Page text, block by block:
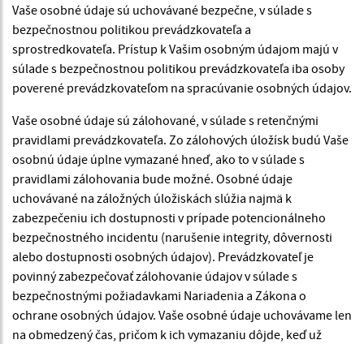
Vaše osobné údaje sú uchovávané bezpečne, v súlade s
bezpečnostnou politikou prevádzkovateľa a
sprostredkovateľa. Prístup k Vašim osobným údajom majú v
súlade s bezpečnostnou politikou prevádzkovateľa iba osoby
poverené prevádzkovateľom na spracúvanie osobných údajov.
Vaše osobné údaje sú zálohované, v súlade s retenčnými
pravidlami prevádzkovateľa. Zo zálohových úložísk budú Vaše
osobnú údaje úplne vymazané hneď, ako to v súlade s
pravidlami zálohovania bude možné. Osobné údaje
uchovávané na záložných úložiskách slúžia najmä k
zabezpečeniu ich dostupnosti v prípade potencionálneho
bezpečnostného incidentu (narušenie integrity, dôvernosti
alebo dostupnosti osobných údajov). Prevádzkovateľ je
povinný zabezpečovať zálohovanie údajov v súlade s
bezpečnostnými požiadavkami Nariadenia a Zákona o
ochrane osobných údajov. Vaše osobné údaje uchovávame len
na obmedzený čas, pričom k ich vymazaniu dôjde, keď už